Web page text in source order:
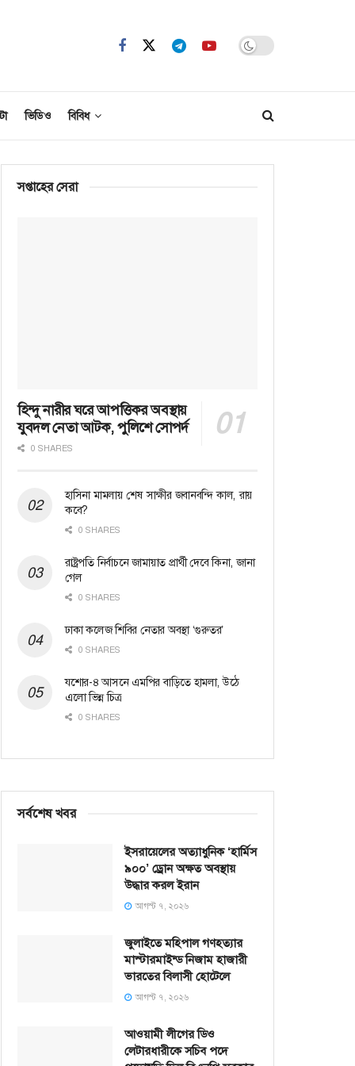
ভিডিও বিবিধ
সপ্তাহের সেরা
হিন্দু নারীর ঘরে আপত্তিকর অবস্থায়
যুবদল নেতা আটক, পুলিশে সোপর্দ
0 SHARES
হাসিনা মামলায় শেষ সাক্ষীর জবানবন্দি কাল, রায়
কবে?
0 SHARES
রাষ্ট্রপতি নির্বাচনে জামায়াত প্রার্থী দেবে কিনা, জানা
গেল
0 SHARES
ঢাকা কলেজ শিবির নেতার অবস্থা ‘গুরুতর’
0 SHARES
যশোর-৪ আসনে এমপির বাড়িতে হামলা, উঠে
এলো ভিন্ন চিত্র
0 SHARES
সর্বশেষ খবর
ইসরায়েলের অত্যাধুনিক ‘হার্মিস
৯০০’ ড্রোন অক্ষত অবস্থায়
উদ্ধার করল ইরান
আগস্ট ৭, ২০২৬
জুলাইতে মহিপাল গণহত্যার
মাস্টারমাইন্ড নিজাম হাজারী
ভারতের বিলাসী হোটেলে
আগস্ট ৭, ২০২৬
আওয়ামী লীগের ডিও
লেটারধারীকে সচিব পদে